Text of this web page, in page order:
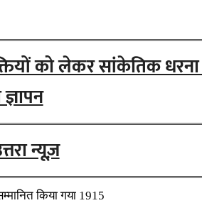
को लेकर सांकेतिक धरना
न्यूज़
किया गया 1915